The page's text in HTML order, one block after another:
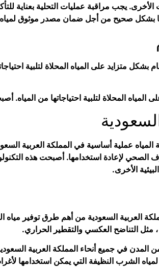
يجب مراقبة عمليات التحلية بعناية
بشكل صحيح من أجل ضمان مصدر موثوق لمياه
بشكل متزايد على المياه المحلاة لتلبية
المياه المحلاة لتلبية احتياجاتها من
المياه عملية أساسية في المملكة العربية
لإعادة استخدامها. أصبحت هذه
الأخرى.
العربية السعودية من أهم طرق توفير مياه
التناضح العكسي والتقطير الحراري.
من المدن في جميع أنحاء المملكة العربية
الشرب النظيفة التي يمكن استخدامها